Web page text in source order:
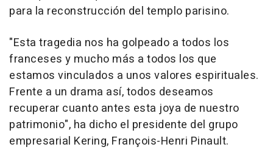
para la reconstrucción del templo parisino.
"Esta tragedia nos ha golpeado a todos los
franceses y mucho más a todos los que
estamos vinculados a unos valores espirituales.
Frente a un drama así, todos deseamos
recuperar cuanto antes esta joya de nuestro
patrimonio", ha dicho el presidente del grupo
empresarial Kering, François-Henri Pinault.